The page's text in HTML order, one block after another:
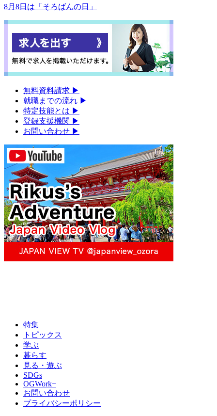
8月8日は「そろばんの日」
無料資料請求 ▶︎
就職までの流れ ▶︎
特定技能とは ▶︎
登録支援機関 ▶︎
お問い合わせ ▶︎
特集
トピックス
学ぶ
暮らす
見る・遊ぶ
SDGs
OGWork+
お問い合わせ
プライバシーポリシー